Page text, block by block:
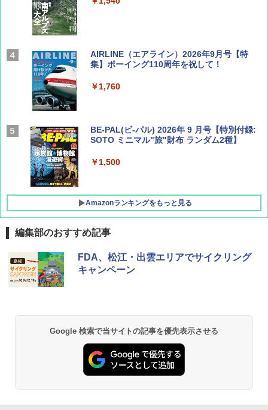
AIRLINE（エアライン）2026年9月号【特
集】ボーイング110周年を祝して！
￥1,760
BE-PAL(ビ-パル) 2026年 9 月号【特別付録:
SOTO ミニマル"旅"財布 ランダム2種】
￥1,500
Amazonランキングをもっと見る
D40 地球の歩き方 チェンマイ タイ北部の魅
力的な町 2026～2027 地球の歩き方D アジア
A09 地球の歩き方 イタリア 2026～2027 地
球の歩き方A ヨーロッパ
￥2,479
[キャンパーズコレクション 山善] ポップアッ
プテント 傘みたいに広げて畳める パッとサ
ッとサンシェード キューブ フルクローズ メ
￥6,832
PYKES PEAK (パイクスピーク) 着替えテン
ト プライバシー テント 【中が透けない】 1
人用 折りたたみ 防災グッズ 災害用トイレ ビ
易 トイレテント (ブラック)
BUNDOK(バンドック)ソロ ドーム 1 EX BDK
-08EX カーキ ソロキャンプ ポリエステル フ
レーム テント
GRANDOOR ステンレス保冷剤 2個セット 2
コンパクト 保冷力長持ち
￥2,980
編集部のおすすめ記事
FDA、松江・出雲エリアでサイクリング
キャンペーン
Google 検索で当サイトの記事を優先表示させる